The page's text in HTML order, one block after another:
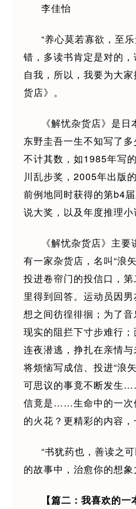
李佳怡
“养心莫若寡欲，至
错，多读书肯定是对的
自我，所以，我要为大
货店》。
《解忧杂货店》是
东野圭吾一生不知写了
不计其数，如1985年写
川乱步奖，2005年出版
前例地同时获得的第b4
说大奖，以及年度推理小
《解忧杂货店》主
有一家杂货店，名叫“浪
投进卷帘门的投信口，
里得到回答。运动员因
想之间彷徨徘徊；为了
现实的阻拦下寸步难行
连夜潜逃，挣扎在亲情
将烦恼写成信、投进“浪
可思议的事竟不断发生
信竟是……生命中的一次
的火花？更精彩的内容，
“书犹药也，善读之
的故事中，治愈你的想象
【篇二：我喜欢的一